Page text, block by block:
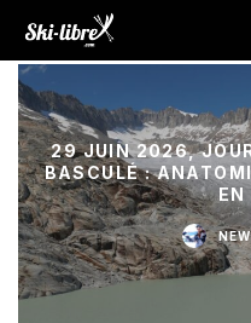
29 JUIN 2026,
BASCULÉ :
EN